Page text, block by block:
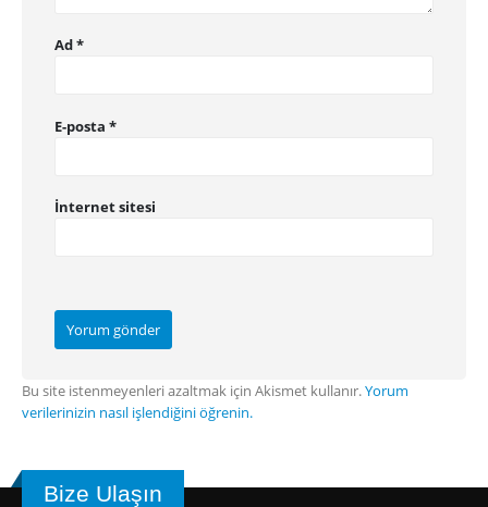
Ad*
E-posta *
İnternet sitesi
Bu site istenmeyenleri azaltmak için Akismet kullanır.Yorum
verilerinizin nasıl işlendiğini öğrenin.
Bize Ulaşın